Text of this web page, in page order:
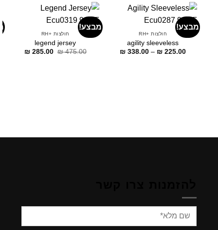
מבצע!
חולצות +RH
agility sleeveless
₪ 225.00
–
₪ 338.00
דילוג
מבצע!
חולצות +RH
legend jersey
₪475.00
דילוג
₪285.00